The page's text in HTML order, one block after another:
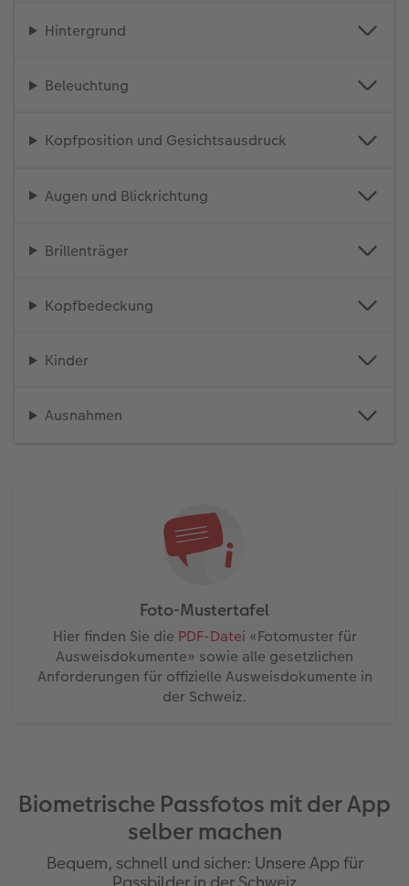
Hintergrund
Beleuchtung
Kopfposition und Gesichtsausdruck
Augen und Blickrichtung
Brillenträger
Kopfbedeckung
Kinder
Ausnahmen
Foto-Mustertafel
Hier finden Sie die PDF-Datei «Fotomuster für
Ausweisdokumente» sowie alle gesetzlichen
Anforderungen für offizielle Ausweisdokumente in
der Schweiz.
Biometrische Passfotos mit der App
selber machen
Bequem, schnell und sicher: Unsere App für